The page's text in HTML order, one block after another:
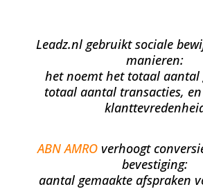
Leadz.nl gebruikt sociale
manieren:
het noemt het totaal aantal
totaal aantal transacties,
ABN AMROverhoogt
bevestiging:
aantal gemaakte afspraken